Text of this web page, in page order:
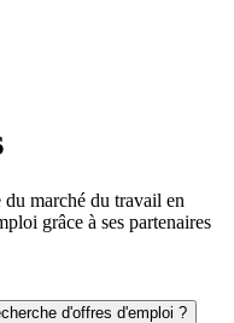
marché du travail en
grâce à ses partenaires
d'offres d'emploi ?